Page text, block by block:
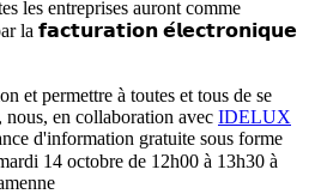
les entreprises auront comme
par la 𝗳𝗮𝗰𝘁𝘂𝗿𝗮𝘁𝗶𝗼𝗻 𝗲́𝗹𝗲𝗰𝘁𝗿𝗼𝗻𝗶𝗾𝘂𝗲
et permettre à toutes et tous de se
en collaboration avec IDELUX
d'information gratuite sous forme
14 octobre de 12h00 à 13h30 à